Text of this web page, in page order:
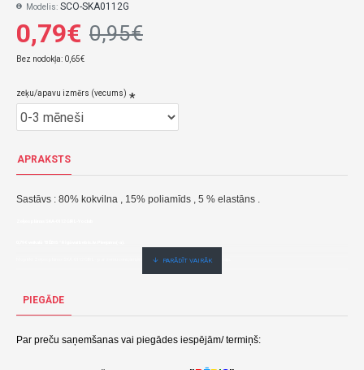
0,79€ 0,95€
Bez nodokļa: 0,65€
Modelis: SCO-SKA0112G
zeķu/apavu izmērs (vecums)
APRAKSTS
Sastāvs : 80% kokvilna , 15% poliamīds , 5 % elastāns .
Nopirkt Zeķes plānas SKA-0112 GIRL--par zemu cenu,ātri,ērti,bez gaidīšanas.Cenas no vairumtirgotāja.
PIEGĀDE
Par preču saņemšanas vai piegādes iespējām/ termiņš: